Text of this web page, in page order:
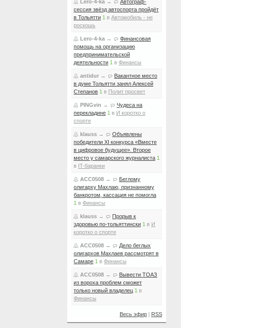
Lero-4-ka →
Автограф-
сессия звёзд автоспорта пройдёт
в Тольятти 1 в Автомобиль - не
роскошь
Lero-4-ka →
Финансовая
помощь на организацию
предпринимательской
деятельности 1 в Финансы
antidur →
Вакантное место
в думе Тольятти занял Алексей
Степанов 1 в Полит просвет
PINGvin →
Чудеса на
перекладине 1 в И коротко о
спорте
klauss →
Объявлены
победители XI конкурса «Вместе
в цифровое будущее». Второе
место у самарского журналиста 1
в IT-баранки
ACC0508 →
Беглому
олигарху Махлаю, признанному
банкротом, кассация не помогла
1 в Финансы
klauss →
Прорыв к
здоровью по-тольяттински 1 в И
коротко о спорте
ACC0508 →
Дело беглых
олигархов Махлаев рассмотрят в
Самаре 1 в Финансы
ACC0508 →
Вывести ТОАЗ
из вороха проблем сможет
только новый владелец 1 в
Финансы
Весь эфир | RSS